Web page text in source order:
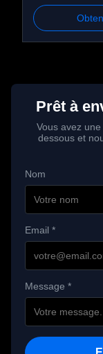
planétaires
rapport 36:1,
Prêt à
Vous avez
dessous et
Nom
Email *
Message *